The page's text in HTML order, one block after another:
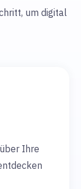
um digital
Ihre